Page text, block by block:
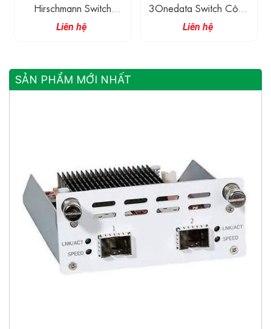
Hirschmann Switch
Ethernet Công Nghiệp
Có Quản Lí 8 Cổng
Liên hệ
3Onedata Switch Công
Nghiệp 4 Cổng 1G
Ethernet, 2 Cổng 2.5G
Liên hệ
SẢN PHẨM MỚI NHẤT